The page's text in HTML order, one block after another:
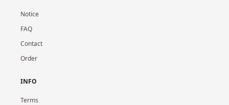
Notice
FAQ
Contact
Order
INFO
Terms